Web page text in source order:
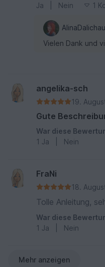
Ja
Nein 1
AlinaDalichau
Vielen Dank und
angelika-sch
19.
Gute
War diese
1 Ja Nein
FraNi
18.
Tolle Anleitung,
War diese
1 Ja Nein
Mehr anzeigen